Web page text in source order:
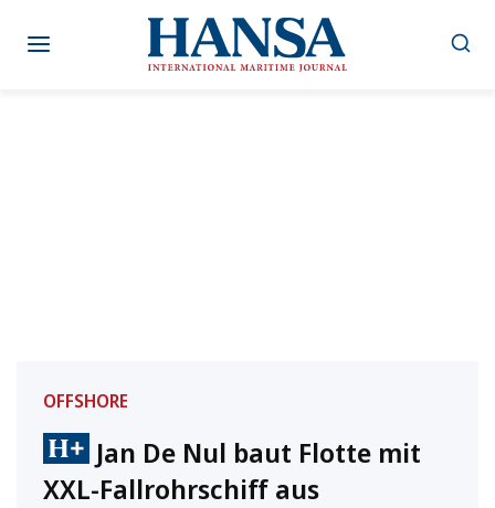
Inhalt
OFFSHORE
Jan De Nul baut Flotte mit
XXL-Fallrohrschiff aus